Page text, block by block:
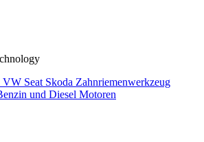
Seat Skoda Zahnriemenwerkzeug
und Diesel Motoren